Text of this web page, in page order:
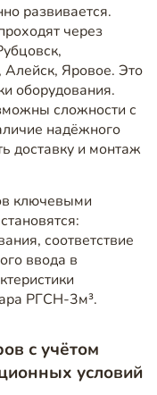
развивается.
через
Алейск, Яровое. Это
оборудования.
сложности с
надёжного
доставку и монтаж
ключевыми
соответствие
ввода в
РГСН-3м³.
с учётом
условий